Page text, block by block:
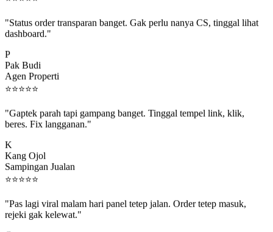
dashboard."
Pak Budi
Agen Properti
⭐⭐⭐⭐⭐
beres. Fix langganan."
Kang Ojol
Sampingan Jualan
⭐⭐⭐⭐⭐
rejeki gak kelewat."